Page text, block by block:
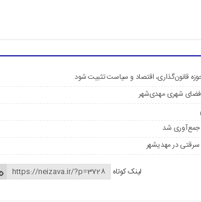
قانون‌گذاری، اقتصاد و سیاست تثبیت شود
فضای شهری مهدی‌شهر
لینک کوتاه